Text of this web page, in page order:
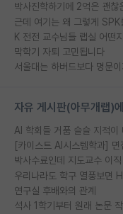
근데 여기는 왜 그렇게 SPK
K 전전 교수님들 랩실 어떤
막학기 자퇴 고민됩니다
서울대는 하버드보다 명문이
자유 게시판(아무개랩)
AI 학회들 거품 슬슬 지적이
[카이스트 AI시스템학과]
박사수료인데 지도교수 이
연구실 후배와의 관계
석사 1학기부터 원래 논문